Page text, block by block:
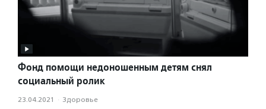
Фонд помощи недоношенным детям снял
социальный ролик
23.04.2021 · Здоровье